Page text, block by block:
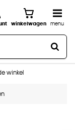
winkelwagen menu
winkel
huis